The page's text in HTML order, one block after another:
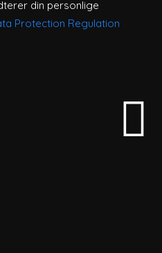
din personlige
Protection Regulation